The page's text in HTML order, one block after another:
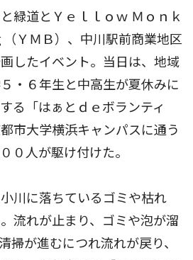
緑道とＹｅｌｌｏｗ Ｍｏｎｋ
（ＹＭＢ）、中川駅前商業地区
したイベント。当日は、地域
・６年生と中高生が夏休みに
る「はぁとｄｅボランティ
市大学横浜キャンパスに通う
０人が駆け付けた。
川に落ちているゴミや枯れ
流れが止まり、ゴミや泡が溜
掃が進むにつれ流れが戻り、